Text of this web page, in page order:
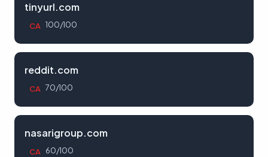
tinyurl.com
CA 100/100
reddit.com
CA 70/100
nasarigroup.com
CA 60/100